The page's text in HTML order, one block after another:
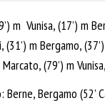
m Vunisa, (17’) m
m Bergamo,
(79’) m
Berne, Bergamo (52’